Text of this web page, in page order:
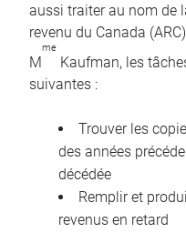
aussi traiter au nom de
revenu du Canada
M
me
Kaufman, les
suivantes :
Trouver les
des années
décédée
Remplir et
revenus en retard